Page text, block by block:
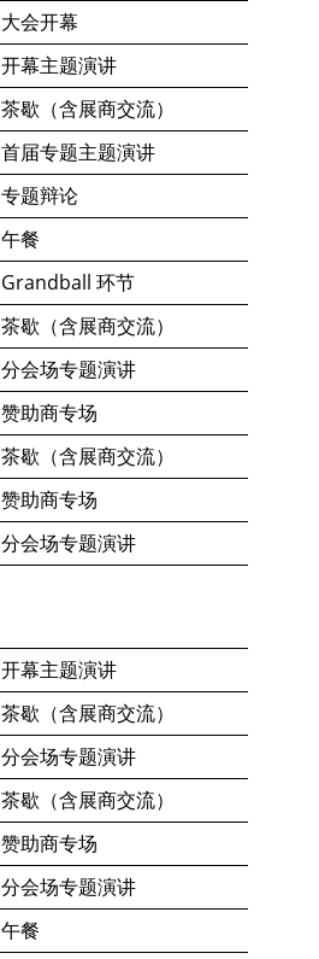
大会开幕
开幕主题演讲
茶歇（含展商交流）
首届专题主题演讲
专题辩论
午餐
Grandball 环节
茶歇（含展商交流）
分会场专题演讲
赞助商专场
茶歇（含展商交流）
赞助商专场
分会场专题演讲
开幕主题演讲
茶歇（含展商交流）
分会场专题演讲
茶歇（含展商交流）
赞助商专场
分会场专题演讲
午餐